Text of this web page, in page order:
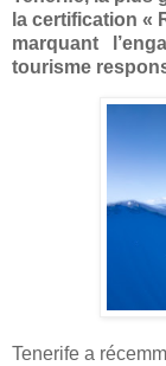
la certification «
marquant
tourisme
Tenerife a